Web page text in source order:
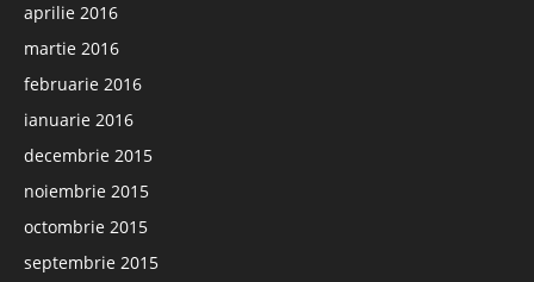
aprilie 2016
martie 2016
februarie 2016
ianuarie 2016
decembrie 2015
noiembrie 2015
octombrie 2015
septembrie 2015